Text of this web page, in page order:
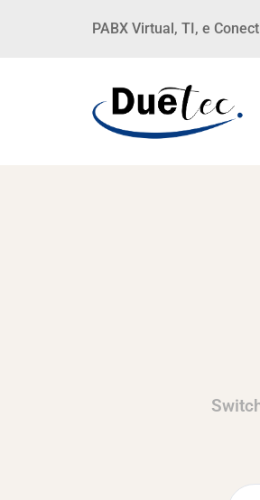
PABX Virtual, TI, e